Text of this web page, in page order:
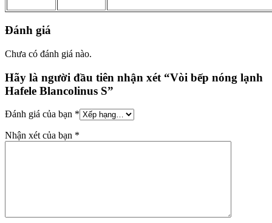
Đánh giá
Chưa có đánh giá nào.
Hãy là người đầu tiên nhận xét “Vòi bếp nóng lạnh
Hafele Blancolinus S”
Đánh giá của bạn *
Nhận xét của bạn *